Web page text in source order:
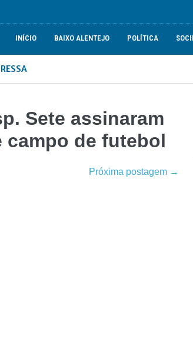
INÍCIO BAIXO ALENTEJO POLÍTICA
Sete assinaram
campo de futebol
Próxima postagem →